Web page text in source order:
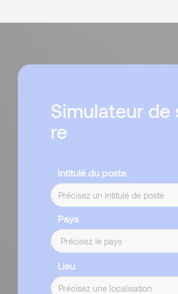
Simulateur de
re
Intitulé du poste
Pays
Lieu